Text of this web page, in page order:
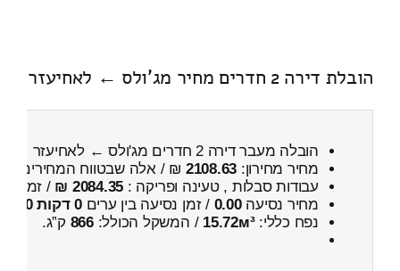
הובלת דירה 2 חדרים מחיר מג'ולס ← לאחיעזר
הובלה מעבר דירה 2 חדרים מג'ולס ← לאחיעזר
מחיר מחירון: 2108.63 ₪ / אלה שבטווח המחירים
עבודות סבלות , טעינה ופריקה : 2084.35 ₪ / זמן :
מחיר נסיעה0.00 / זמן נסיעה בין ערים0 דקות 0 שניות
נפח כללי:15.72м³ / המשקל הכולל:866 ק”ג.